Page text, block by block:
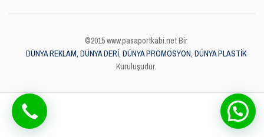
©2015 www.pasaportkabi.net Bir
DÜNYA REKLAM, DÜNYA DERİ, DÜNYA PROMOSYON, DÜNYA PLASTİK
Kuruluşudur.